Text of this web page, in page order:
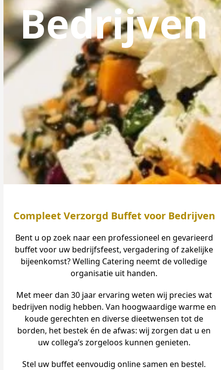
Bedrijven
Compleet Verzorgd Buffet voor Bedrijven
Bent u op zoek naar een professioneel en gevarieerd
buffet voor uw bedrijfsfeest, vergadering of zakelijke
bijeenkomst? Welling Catering neemt de volledige
organisatie uit handen.
Met meer dan 30 jaar ervaring weten wij precies wat
bedrijven nodig hebben. Van hoogwaardige warme en
koude gerechten en diverse dieetwensen tot de
borden, het bestek én de afwas: wij zorgen dat u en
uw collega’s zorgeloos kunnen genieten.
Stel uw buffet eenvoudig online samen en bestel.